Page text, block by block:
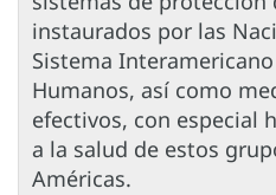
instaurados por las
Sistema
Humanos, así como
efectivos, con especial
a la salud de estos
Américas.